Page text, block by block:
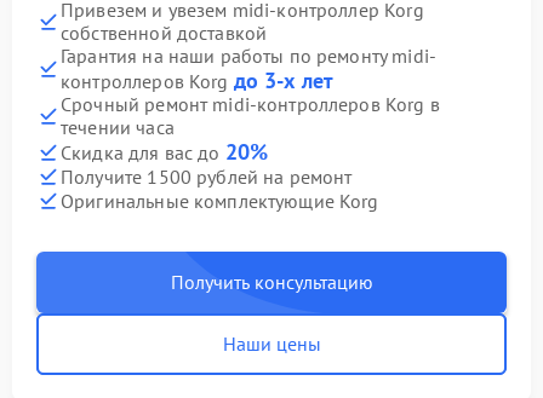
Привезем и увезем midi-контроллер Korg
собственной доставкой
Гарантия на наши работы по ремонту midi-
контроллеров Korg до 3-х лет
Срочный ремонт midi-контроллеров Korg в
течении часа
Скидка для вас до 20%
Получите 1500 рублей на ремонт
Оригинальные комплектующие Korg
Получить консультацию
Наши цены